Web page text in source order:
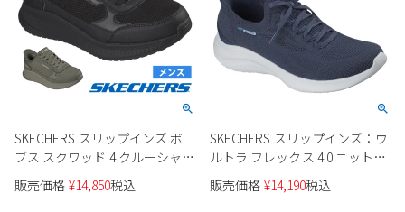
2026 年9月
日 月 火 木 金
3 4
5
7 8 11
20
21 22 24 25
26
SKECHERS スリップインズ ボ
ブス スクワッド 4 クルーシャル
ステップ 防水 118416 メンズ
販売価格 ¥14,850税込
SKECHERS スリップインズ：ウ
ルトラ フレックス 4.0 ニット素
材 150801 レディース
販売価格 ¥14,190税込